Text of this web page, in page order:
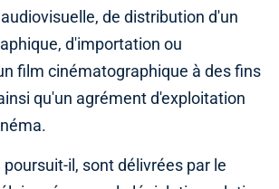
de distribution d'un
d'importation ou
film cinématographique à des fins
qu'un agrément d'exploitation
il, sont délivrées par le